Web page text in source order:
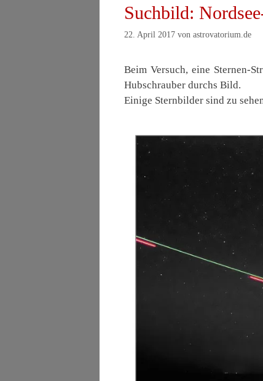
Suchbild:
22. April 2017 von astrovatorium.de
Beim Versuch, eine Sternen-
Hubschrauber durchs Bild.
Einige Sternbilder sind zu